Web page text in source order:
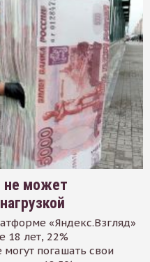
не может
«Яндекс.Взгляд»
18 лет, 22%
могут погашать свои